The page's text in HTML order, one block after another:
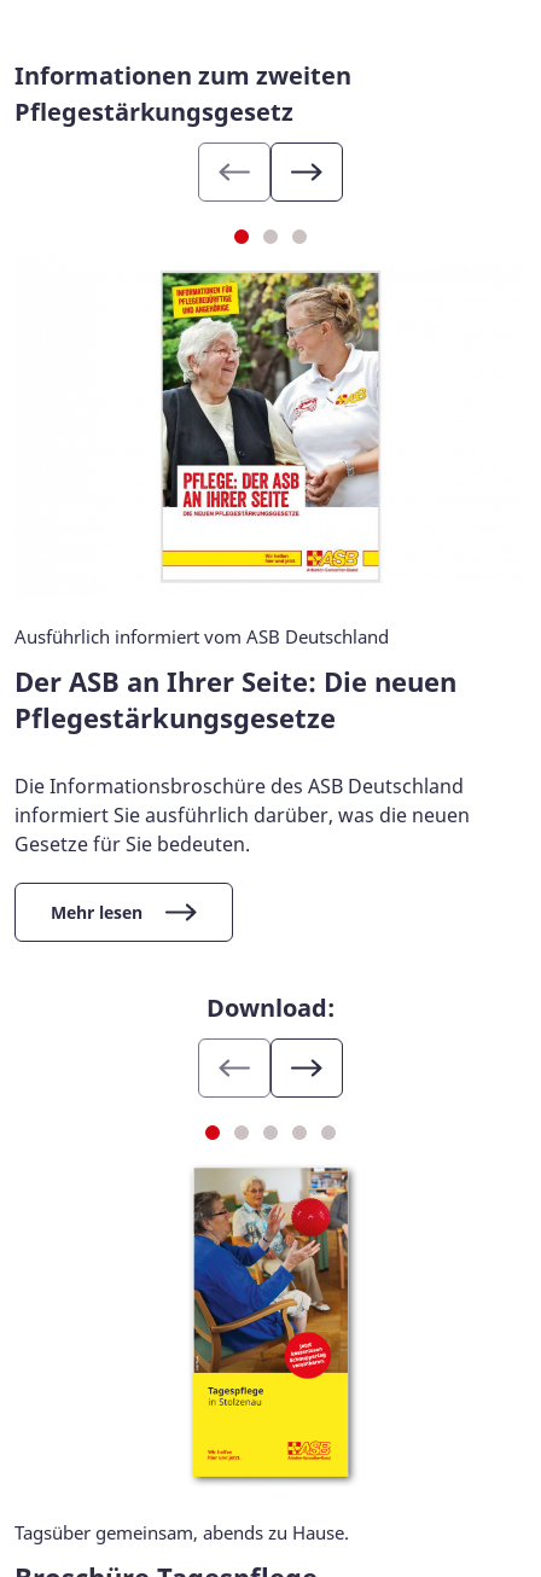
Informationen zum zweiten
Pflegestärkungsgesetz
Ausführlich informiert vom ASB Deutschland
Der ASB an Ihrer Seite: Die neuen
Pflegestärkungsgesetze
Die Informationsbroschüre des ASB Deutschland
informiert Sie ausführlich darüber, was die neuen
Gesetze für Sie bedeuten.
Mehr lesen
Download:
Tagsüber gemeinsam, abends zu Hause.